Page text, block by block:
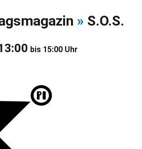
» S.O.S.
bis 15:00 Uhr